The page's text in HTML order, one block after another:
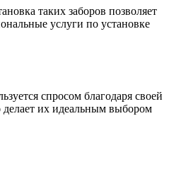
таких заборов позволяет
услуги по установке
спросом благодаря своей
делает их идеальным выбором